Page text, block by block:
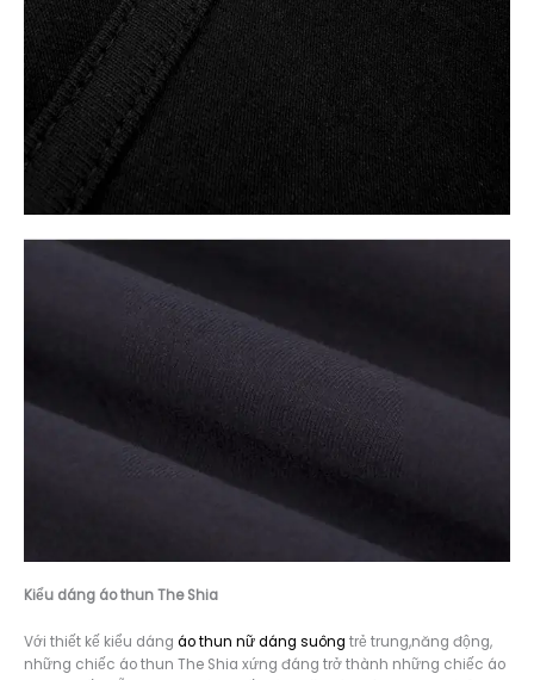
Kiểu dáng áo thun The Shia
Với thiết kế kiểu dáng áo thun nữ dáng suông trẻ trung,năng động,
những chiếc áo thun The Shia xứng đáng trở thành những chiếc áo